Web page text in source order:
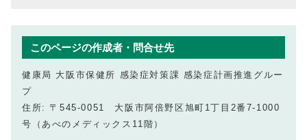
このページの作成者・問合せ先
健康局 大阪市保健所 感染症対策課 感染症計画推進グルー
プ
住所: 〒545-0051 大阪市阿倍野区旭町1丁目2番7-1000
号（あべのメディックス11階）